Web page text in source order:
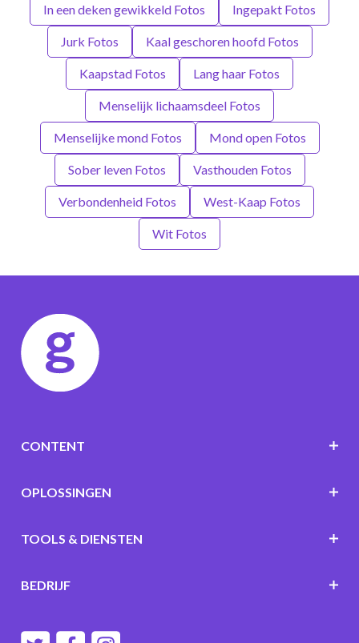
In een deken gewikkeld Fotos Ingepakt Fotos
Jurk Fotos Kaal geschoren hoofd Fotos
Kaapstad Fotos Lang haar Fotos
Menselijk lichaamsdeel Fotos
Menselijke mond Fotos Mond open Fotos
Sober leven Fotos Vasthouden Fotos
Verbondenheid Fotos West-Kaap Fotos
Wit Fotos
CONTENT
OPLOSSINGEN
TOOLS & DIENSTEN
BEDRIJF